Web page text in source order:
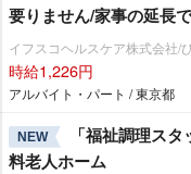
要りません/家事の延長
イフスコヘルスケア株式会社/
時給1,226円
アルバイト・パート / 東京都
NEW
「福祉調理ス
料老人ホーム